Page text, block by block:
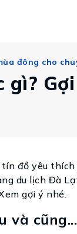
đông cho
đồ yêu
du lịch Đà
gợi ý nhé.